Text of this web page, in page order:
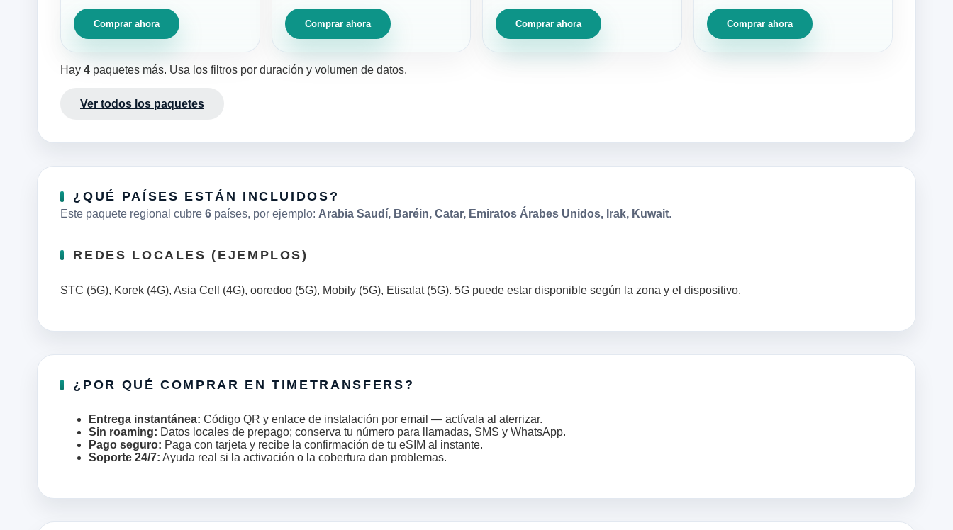
Comprar ahora Comprar ahora Comprar ahora Comprar ahora
Hay 4 paquetes más. Usa los filtros por duración y volumen de datos.
Ver todos los paquetes
¿QUÉ PAÍSES ESTÁN INCLUIDOS?
Este paquete regional cubre 6 países, por ejemplo: Arabia Saudí, Baréin, Catar, Emiratos Árabes Unidos, Irak, Kuwait.
REDES LOCALES (EJEMPLOS)
STC (5G), Korek (4G), Asia Cell (4G), ooredoo (5G), Mobily (5G), Etisalat (5G). 5G puede estar disponible según la zona y el dispositivo.
¿POR QUÉ COMPRAR EN TIMETRANSFERS?
Entrega instantánea: Código QR y enlace de instalación por email — actívala al aterrizar.
Sin roaming: Datos locales de prepago; conserva tu número para llamadas, SMS y WhatsApp.
Pago seguro: Paga con tarjeta y recibe la confirmación de tu eSIM al instante.
Soporte 24/7: Ayuda real si la activación o la cobertura dan problemas.